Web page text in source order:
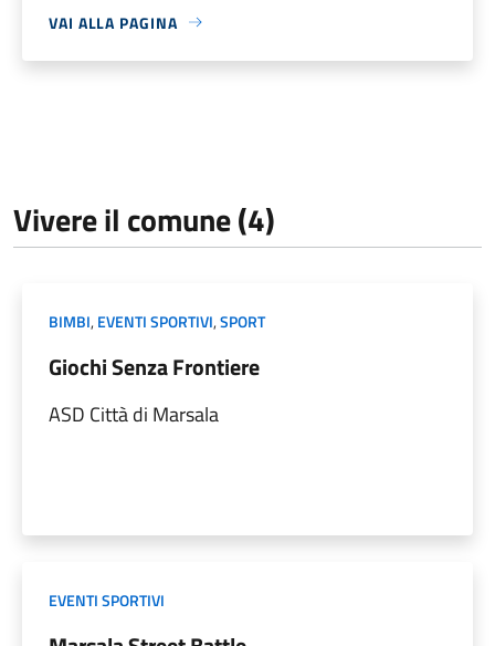
VAI ALLA PAGINA
Vivere il comune (4)
BIMBI,EVENTI SPORTIVI,SPORT
Giochi Senza Frontiere
ASD Città di Marsala
EVENTI SPORTIVI